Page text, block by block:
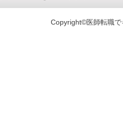
Copyright©医師転職